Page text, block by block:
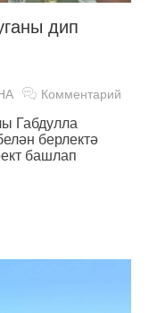
дип
Комментарий
Габдулла
берлектә
башлап